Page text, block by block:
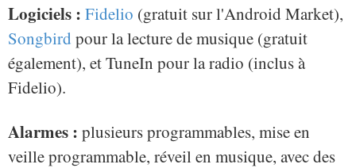
Logiciels : Fidelio (gratuit sur l'Android Market),
Songbird pour la lecture de musique (gratuit
également), et TuneIn pour la radio (inclus à
Fidelio).
Alarmes : plusieurs programmables, mise en
veille programmable, réveil en musique, avec des